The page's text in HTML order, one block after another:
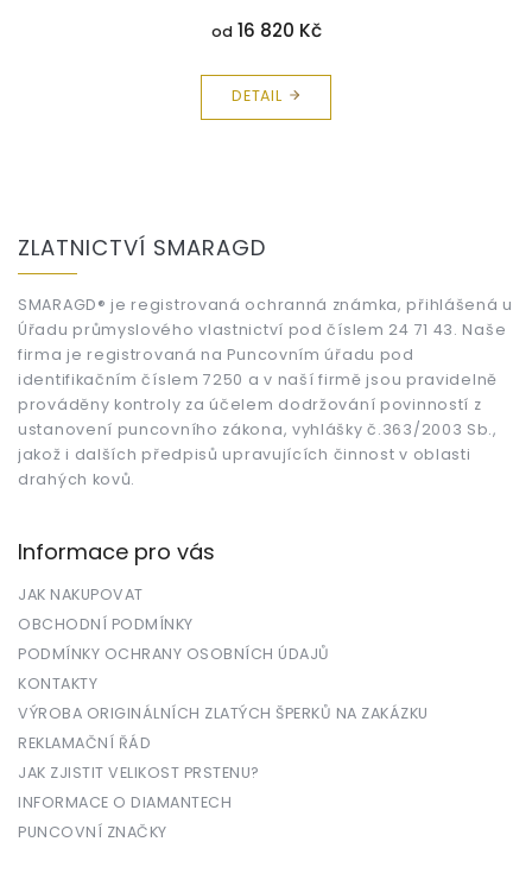
od16 820 Kč
DETAIL
ZLATNICTVÍ SMARAGD
SMARAGD® je registrovaná ochranná známka, přihlášená u
Úřadu průmyslového vlastnictví pod číslem 24 71 43. Naše
firma je registrovaná na Puncovním úřadu pod
identifikačním číslem 7250 a v naší firmě jsou pravidelně
prováděny kontroly za účelem dodržování povinností z
ustanovení puncovního zákona, vyhlášky č.363/2003 Sb.,
jakož i dalších předpisů upravujících činnost v oblasti
drahých kovů.
Informace pro vás
JAK NAKUPOVAT
OBCHODNÍ PODMÍNKY
PODMÍNKY OCHRANY OSOBNÍCH ÚDAJŮ
KONTAKTY
VÝROBA ORIGINÁLNÍCH ZLATÝCH ŠPERKŮ NA ZAKÁZKU
REKLAMAČNÍ ŘÁD
JAK ZJISTIT VELIKOST PRSTENU?
INFORMACE O DIAMANTECH
PUNCOVNÍ ZNAČKY